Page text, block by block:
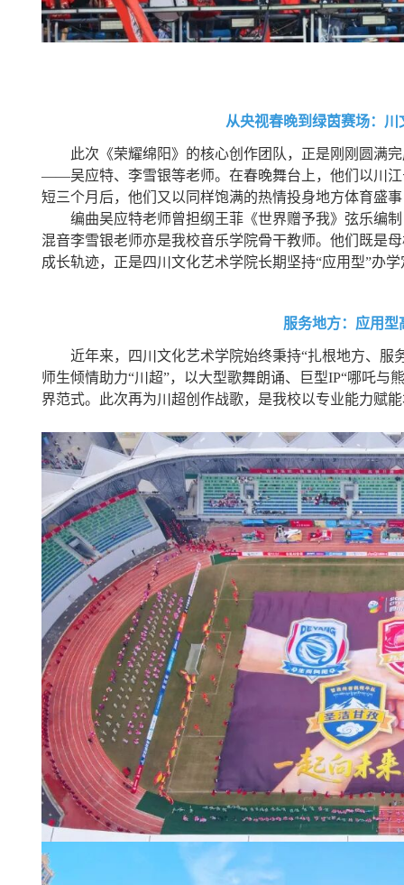
从央视春晚到绿茵赛场： 川
此次《荣耀绵阳》的核心创作团队，正是刚刚圆满
——吴应特、李雪银等老师。在春晚舞台上，他们以川
短三个月后，他们又以同样饱满的热情投身地方体育盛
编曲吴应特老师曾担纲王菲《世界赠予我》弦乐编
混音李雪银老师亦是我校音乐学院骨干教师。他们既
成长轨迹，正是四川文化艺术学院长期坚持“应用型”办
服务地方：应用
近年来，四川文化艺术学院始终秉持“扎根地方、服
师生倾情助力“川超”，以大型歌舞朗诵、巨型IP“哪吒与
界范式。此次再为川超创作战歌，是我校以专业能力赋